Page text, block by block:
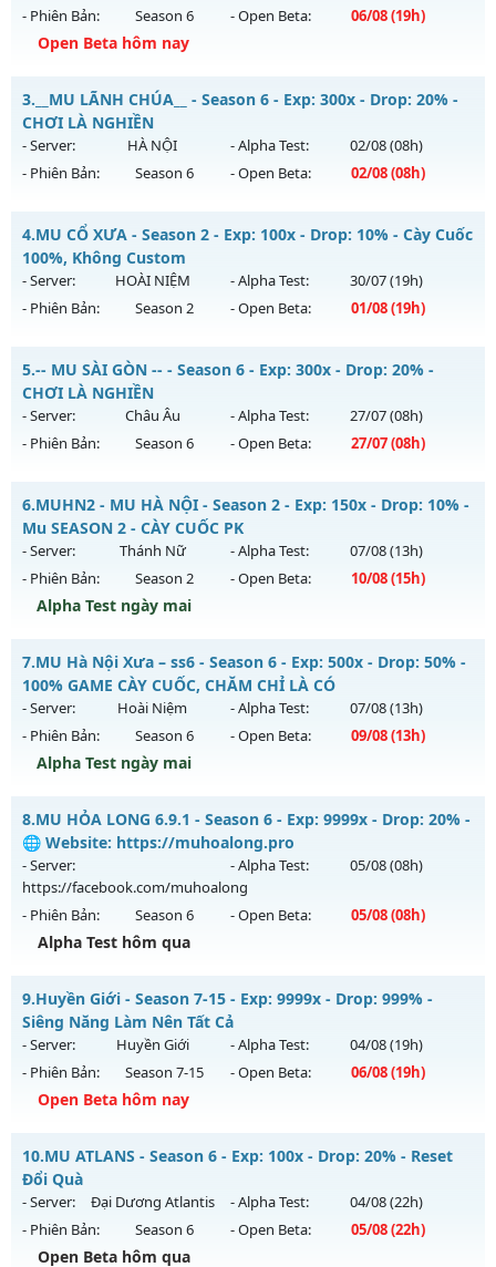
Exp: 9999x - Drop: 99%
Kiểu reset: Non Reset
Thể loại: Mu Nguyên bản Webzen
Antihack: Xshiel
- Phiên Bản:
Season 6 - Open Beta: 06/08(19h)
Open Beta hôm nay
📌Mu Long Kiếm 19:00 - Boss liên tục, event cả ngày, vào là
mê , Open 19:00 hôm nay
Mu mới ra tháng 08 2026 - Mở máy chủ
Long Kiếmvào 19h
ngày 06/08/2626
Kiểu reset: Reset In Game
Thể loại: Mu Nguyên bản Webzen
Antihack: VIP SHIELD
3. __MU LÃNH CHÚA__ - Season 6 - Exp: 300x - Drop: 20% -
CHƠI LÀ NGHIỀN
- Server: HÀ NỘI - Alpha Test: 02/08(08h)
- Phiên Bản:
Season 6 - Open Beta: 02/08(08h)
__MU LÃNH CHÚA__ - CHƠI LÀ NGHIỀN
Mu mới ra tháng 08 2026 - Mở máy chủ
ngày 02/08/2626
Exp: 300x - Drop: 20%
Thể loại: Mu Nguyên bản Webzen
Antihack: GoldShield
4.MU CỔ XƯA - Season 2 - Exp: 100x - Drop: 10% - Cày Cuốc
100%, Không Custom
- Server: HOÀI NIỆM - Alpha Test: 30/07(19h)
- Phiên Bản:
Season 2 - Open Beta: 01/08(19h)
MU CỔ XƯA - Cày Cuốc 100%, Không Custom
Mu mới ra tháng 08 2026 - Mở máy chủ
ngày 01/08/2626
Exp: 100x - Drop: 10%
Thể loại: Mu Nguyên bản Webzen
Antihack: Phiên bản mới nhất
5.-- MU SÀI GÒN -- - Season 6 - Exp: 300x - Drop: 20% -
CHƠI LÀ NGHIỀN
- Server: Châu Âu - Alpha Test: 27/07(08h)
- Phiên Bản:
Season 6 - Open Beta: 27/07(08h)
-- MU SÀI GÒN -- - CHƠI LÀ NGHIỀN
Mu mới ra tháng 07 2026 - Mở máy chủ
ngày 27/07/2626
Exp: 300x - Drop: 20%
Kiểu reset: Reset In Game
Antihack: UGK ANTIHACK
6.MUHN2 - MU HÀ NỘI - Season 2 - Exp: 150x - Drop: 10% -
Mu SEASON 2 - CÀY CUỐC PK
- Server: Thánh Nữ - Alpha Test: 07/08(13h)
- Phiên Bản:
Season 2 - Open Beta: 10/08(15h)
Alpha Test ngày mai
MUHN2 - MU HÀ NỘI - Mu SEASON 2 - CÀY CUỐC PK
Mu mới ra tháng 08 2026 - Mở máy chủThánh Nữ
ngày 10/08/2626
Exp: 150x - Drop: 10%
Kiểu reset: Reset In Game
Thể loại: Mu Nguyên bản Webzen
Antihack: IGMU.DEV
7.MU Hà Nội Xưa – ss6 - Season 6 - Exp: 500x - Drop: 50% -
100% GAME CÀY CUỐC, CHĂM CHỈ LÀ CÓ
- Server: Hoài Niệm - Alpha Test: 07/08(13h)
- Phiên Bản:
Season 6 - Open Beta: 09/08(13h)
Alpha Test ngày mai
MU Hà Nội Xưa – ss6 - 100% GAME CÀY CUỐC, CHĂM CHỈ LÀ
CÓ
Mu mới ra tháng 08 2026 - Mở máy chủ
Hoài Niệmvào 13h
ngày 09/08/2626
Exp: 500x - Drop: 50%
Kiểu reset: Reset In Game
Antihack: BDCAM
8.MU HỎA LONG 6.9.1 - Season 6 - Exp: 9999x - Drop: 20% -
🌐 Website: https://muhoalong.pro
- Server:
https://facebook.com/muhoalong
- Alpha Test: 05/08(08h)
- Phiên Bản: Season 6 - Open Beta: 05/08(08h)
Alpha Test hôm qua
MU HỎA LONG 6.9.1 - 🌐 Website: https://muhoalong.pro
Mu mới ra tháng 08 2026 - Mở máy chủ
https://facebook.com/muhoalongvào 08h ngày
05/08/2626
Exp: 9999x - Drop: 20%
Thể loại: Mu Nguyên bản Webzen
Antihack: XShield
9.Huyền Giới - Season 7-15 - Exp: 9999x - Drop: 999% -
Siêng Năng Làm Nên Tất Cả
- Server: Huyền Giới - Alpha Test: 04/08(19h)
- Phiên Bản:
Season 7-15 - Open Beta: 06/08(19h)
Open Beta hôm nay
Mu mới ra tháng 08 2026 - Mở máy chủ
ngày 06/08/2626
Exp: 9999x - Drop: 999%
10.MU ATLANS - Season 6 - Exp: 100x - Drop: 20% - Reset
Đổi Quà
- Server: Đại Dương Atlantis - Alpha Test: 04/08(22h)
- Phiên Bản:
Season 6 - Open Beta: 05/08(22h)
Open Beta hôm qua